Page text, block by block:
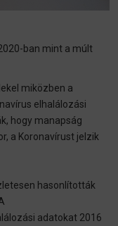
ban mint a múlt
miközben a
elhalálozási
hogy manapság
a Koronavírust jelzik
hasonlították
adatokat 2016